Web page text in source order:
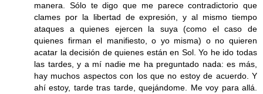
manera. Sólo te digo que me parece contradictorio que
clames por la libertad de expresión, y al mismo tiempo
ataques a quienes ejercen la suya (como el caso de
quienes firman el manifiesto, o yo misma) o no quieren
acatar la decisión de quienes están en Sol. Yo he ido todas
las tardes, y a mí nadie me ha preguntado nada: es más,
hay muchos aspectos con los que no estoy de acuerdo. Y
ahí estoy, tarde tras tarde, quejándome. Me voy para allá.